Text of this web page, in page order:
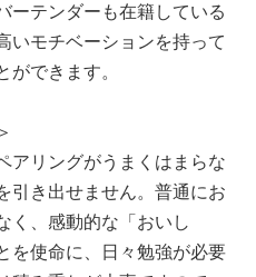
ーテンダーも在籍している
いモチベーションを持って
ができます。
アリングがうまくはまらな
引き出せません。普通にお
く、感動的な「おいし
を使命に、日々勉強が必要